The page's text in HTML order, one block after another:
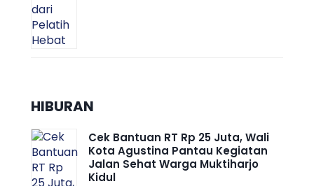
HIBURAN
Cek Bantuan RT Rp 25 Juta, Wali
Kota Agustina Pantau Kegiatan
Jalan Sehat Warga Muktiharjo
Kidul